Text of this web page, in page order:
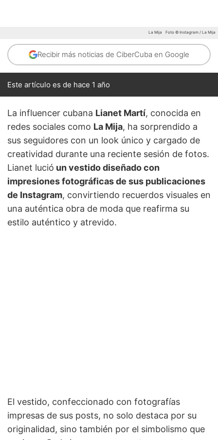
La Mija Foto © Instagram / La Mija
Recibir más noticias de CiberCuba en Google
Este artículo es de hace 1 año
La influencer cubana Lianet Martí, conocida en
redes sociales como La Mija, ha sorprendido a
sus seguidores con un look único y cargado de
creatividad durante una reciente sesión de fotos.
Lianet lució un vestido diseñado con
impresiones fotográficas de sus publicaciones
de Instagram, convirtiendo recuerdos visuales en
una auténtica obra de moda que reafirma su
estilo auténtico y atrevido.
El vestido, confeccionado con fotografías
impresas de sus posts, no solo destaca por su
originalidad, sino también por el simbolismo que